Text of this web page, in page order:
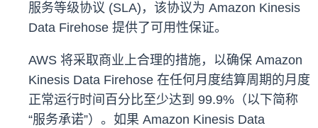
服务等级协议 (SLA)，该协议为 Amazon Kinesis
Data Firehose 提供了可用性保证。
AWS 将采取商业上合理的措施，以确保 Amazon
Kinesis Data Firehose 在任何月度结算周期的月度
正常运行时间百分比至少达到 99.9%（以下简称
“服务承诺”）。如果 Amazon Kinesis Data